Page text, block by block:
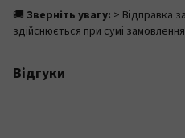
🚚 Зверніть увагу: > Відправка
здійснюється при сумі
Відгуки